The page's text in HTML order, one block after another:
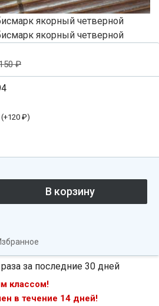
₽
120 ₽)
за последние 30 дней
классом!
в течение 14 дней!